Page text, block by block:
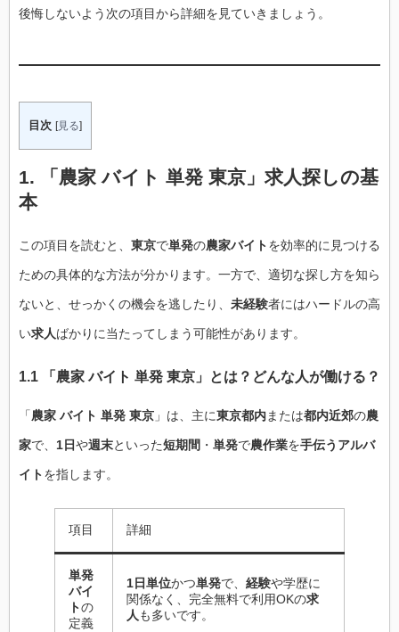
後悔しないよう次の項目から詳細を見ていきましょう。
目次 [見る]
1. 「農家 バイト 単発 東京」求人探しの基
本
この項目を読むと、 東京で単発の農家バイトを効率的に見つける
ための具体的な方法が分かります。一方で、適切な探し方を知ら
ないと、せっかくの機会を逃したり、 未経験者にはハードルの高
い求人ばかりに当たってしまう可能性があります。
1.1 「農家 バイト 単発 東京」とは？どんな人が働ける？
「農家 バイト 単発 東京 」は、主に東京都内または都内近郊の農
家で、 1日や週末といった短期間 ・ 単発で農作業を手伝うアルバ
イトを指します。
項目 詳細
単発
バイ
トの
定義
1日単位かつ単発で、 経験や学歴に
関係なく、完全無料で利用OKの求
人も多いです。